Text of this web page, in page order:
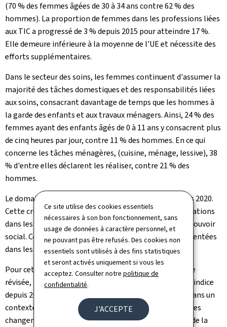
Ce site utilise des cookies essentiels
nécessaires à son bon fonctionnement, sans
usage de données à caractère personnel, et
ne pouvant pas être refusés. Des cookies non
essentiels sont utilisés à des fins statistiques
et seront activés uniquement si vous les
acceptez. Consulter notrepolitique de
confidentialité.
J'ACCEPTE
(70 % des femmes âgées de 30 à 34 ans contre 62 % des
hommes). La proportion de femmes dans les professions liées
aux TIC a progressé de 3 % depuis 2015 pour atteindre 17 %.
Elle demeure inférieure à la moyenne de l'UE et nécessite des
efforts supplémentaires.
Dans le secteur des soins, les femmes continuent d'assumer la
majorité des tâches domestiques et des responsabilités liées
aux soins, consacrant davantage de temps que les hommes à
la garde des enfants et aux travaux ménagers. Ainsi, 24 % des
femmes ayant des enfants âgés de 0 à 11 ans y consacrent plus
de cinq heures par jour, contre 11 % des hommes. En ce qui
concerne les tâches ménagères, (cuisine, ménage, lessive), 38
% d'entre elles déclarent les réaliser, contre 21 % des
hommes.
Le domaine du pouvoir a progressé de 9,7 points depuis 2020.
Cette croissance est principalement due à des améliorations
dans les sous-domaines du pouvoir économique et du pouvoir
social. Cependant, les femmes demeurent sous-représentées
dans les fonctions politiques.
Pour cette édition, le GEI repose sur une méthodologie
révisée, marquant la première mise à jour majeure de l'indice
depuis 2013. Compte tenu des questions émergentes dans un
contexte en constante évolution, les priorités politiques
changent et mettent davantage l'accent sur l'impact de la